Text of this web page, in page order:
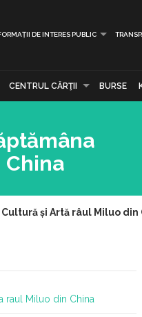
DE INTERES PUBLIC
CENTRUL CĂRŢII BURSE
și Artă râul Miluo din
raul Miluo din China